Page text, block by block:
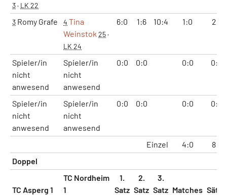
3· LK 22
3 Romy Grafe 4 Tina
Weinstok 25·
LK 24
6:0 1:6 10:4 1:0 2:1
Spieler/in
nicht
anwesend
Spieler/in
nicht
anwesend
0:0 0:0 0:0 0:0
Spieler/in
nicht
anwesend
Spieler/in
nicht
anwesend
0:0 0:0 0:0 0:0
Einzel 4:0
8:1
Doppel
TC Asperg 1
TC Nordheim
1
1.
Satz
2.
Satz
3.
Satz Matches Sätze